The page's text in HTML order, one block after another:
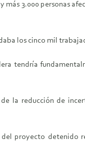
3.000 personas
los cinco mil
tendría
la reducción de
del proyecto